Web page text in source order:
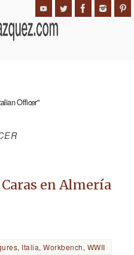
Officer"
en Almería
, Italia,Workbench, WWII